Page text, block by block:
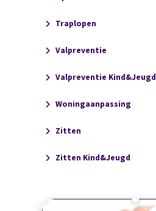
Traplopen
Valpreventie
Valpreventie Kind&Jeugd
Woningaanpassing
Zitten
Zitten Kind&Jeugd